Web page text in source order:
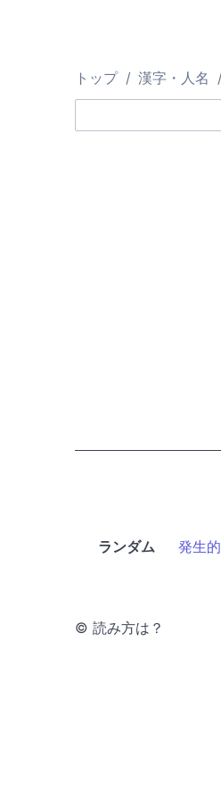
トップ 漢字・人名
ランダム 発生的
© 読み方は？